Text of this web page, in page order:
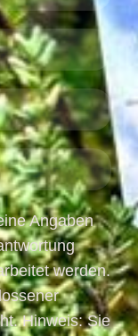
Angaben
werden.
Hinweis: Sie